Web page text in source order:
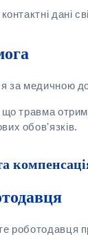
дані
за медичною
що травма
обов’язків.
роботодавця